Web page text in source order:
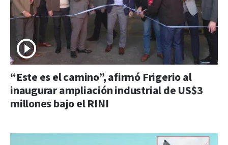
“Este es el camino”, afirmó Frigerio al
inaugurar ampliación industrial de US$3
millones bajo el RINI